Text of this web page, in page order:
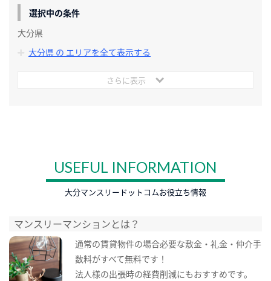
選択中の条件
大分県
大分県 の エリアを全て表示する
さらに表示
USEFUL INFORMATION
大分マンスリードットコムお役立ち情報
マンスリーマンションとは？
通常の賃貸物件の場合必要な敷金・礼金・仲介手
数料がすべて無料です！
法人様の出張時の経費削減にもおすすめです。